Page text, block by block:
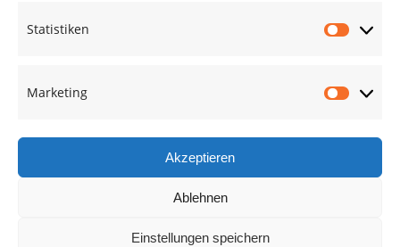
Statistiken
Marketing
Akzeptieren
Ablehnen
Einstellungen speichern
Mitglied werden
Kreisverband Meißen